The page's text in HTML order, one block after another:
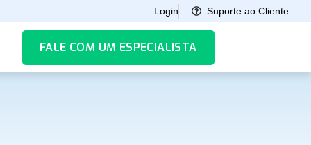
Login Suporte ao Cliente
FALE COM UM ESPECIALISTA